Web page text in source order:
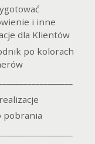
i inne
dla Klientów
po kolorach
pobrania